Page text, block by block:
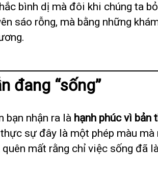
bình dị mà đôi khi chúng ta
sáo rỗng, mà bằng những
đang “sống”
bạn nhận ra là hạnh phúc vì bản
sự đây là một phép màu
mất rằng chỉ việc sống đã